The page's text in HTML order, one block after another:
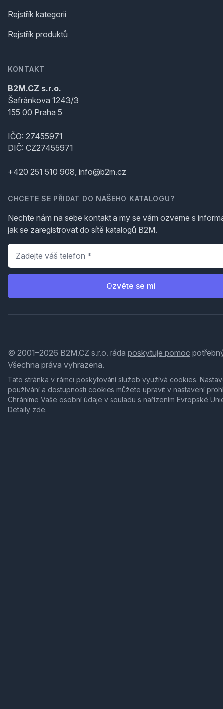
Rejstřík kategorií
Rejstřík produktů
KONTAKT
B2M.CZ s.r.o.
Šafránkova 1243/3
155 00 Praha 5
IČO: 27455971
DIČ: CZ27455971
+420 251 510 908, info@b2m.cz
CHCETE SE PŘIDAT DO NAŠEHO KATALOGU?
Nechte nám na sebe kontakt a my se vám ozveme s
jak se zaregistrovat do sítě katalogů B2M.
Telefon
Ozvěte se mi
© 2001–2026 B2M.CZ s.r.o. ráda poskytuje pomoc
Všechna práva vyhrazena.
Tato stránka v rámci poskytování služeb využívá cookies.
používání a dostupnosti cookies můžete upravit v nastavení
Chráníme Vaše osobní údaje v souladu s nařízením Evropské
Detaily zde.